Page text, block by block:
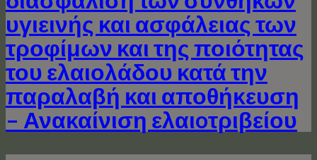
υγιεινής και ασφάλειας των
τροφίμων και της ποιότητας
του ελαιολάδου κατά την
παραλαβή και αποθήκευση
– Ανακαίνιση ελαιoτριβείου